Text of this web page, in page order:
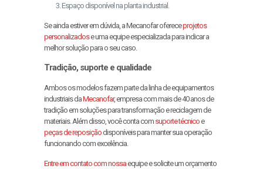
Espaço disponível na planta industrial.
Se ainda estiver em dúvida, a Mecanofar ofereceprojetos
personalizadose uma equipe especializada para indicar a
melhor solução para o seu caso.
Tradição, suporte e qualidade
Ambos os modelos fazem parte da linha de equipamentos
industriais daMecanofar, empresa com mais de 40 anos de
tradição em soluções para transformação e reciclagem de
materiais. Além disso, você conta com suporte técnicoe
peças de reposiçãodisponíveis para manter sua operação
funcionando com excelência.
Entre em contato com nossaequipe e solicite um orçamento